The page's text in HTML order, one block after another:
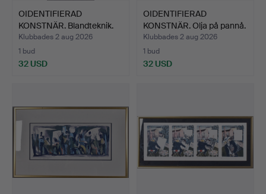
OIDENTIFIERAD
KONSTNÄR. Blandteknik.
Klubbades 2 aug 2026
1 bud
32 USD
OIDENTIFIERAD
KONSTNÄR. Olja på pannå.
Klubbades 2 aug 2026
1 bud
32 USD